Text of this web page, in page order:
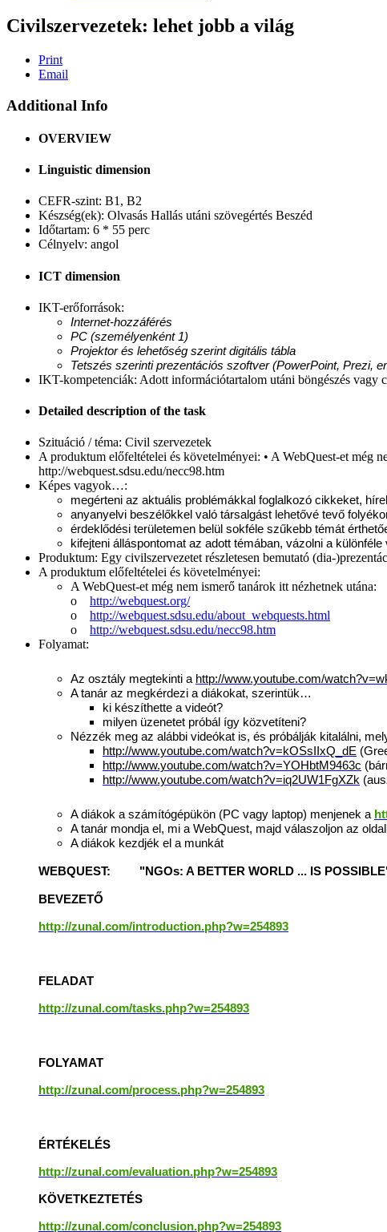
Civilszervezetek: lehet jobb a világ
Print
Email
Additional Info
OVERVIEW
Linguistic dimension
CEFR-szint: B1, B2
Készség(ek): Olvasás Hallás utáni szövegértés Beszéd
Időtartam: 6 * 55 perc
Célnyelv: angol
ICT dimension
IKT-erőforrások:
Internet-hozzáférés
PC (személyenként 1)
Projektor és lehetőség szerint digitális tábla
Tetszés szerinti prezentációs szoftver (PowerPoint, Prezi,
IKT-kompetenciák: Adott információtartalom utáni böngészés vagy
Detailed description of the task
Szituáció / téma: Civil szervezetek
A produktum előfeltételei és követelményei: • A WebQuest-et még
http://webquest.sdsu.edu/necc98.htm
Képes vagyok…:
megérteni az aktuális problémákkal foglalkozó cikkeket,
anyanyelvi beszélőkkel való társalgást lehetővé tevő
érdeklődési területemen belül sokféle szűkebb témát
kifejteni álláspontomat az adott témában, vázolni a
Produktum: Egy civilszervezetet részletesen bemutató (dia-
A produktum előfeltételei és követelményei:
A WebQuest-et még nem ismerő tanárok itt nézhetnek utána:
o http://webquest.org/
o http://webquest.sdsu.edu/about_webquests.html
o http://webquest.sdsu.edu/necc98.htm
Folyamat:
Az osztály megtekinti a http://www.youtube.com/
A tanár az megkérdezi a diákokat, szerintük…
ki készíthette a videót?
milyen üzenetet próbál így közvetíteni?
Nézzék meg az alábbi videókat is, és próbálják kitalálni,
http://www.youtube.com/watch?v=kOSsIIxQ_dE
http://www.youtube.com/watch?v=YOHbtM9463c
http://www.youtube.com/watch?v=iq2UW1FgXZk
A diákok a számítógépükön (PC vagy laptop) menjenek a
A tanár mondja el, mi a WebQuest, majd válaszoljon az
A diákok kezdjék el a munkát
WEBQUEST: "NGOs: A BETTER WORLD ... IS
BEVEZETŐ
http://zunal.com/introduction.php?w=254893
FELADAT
http://zunal.com/tasks.php?w=254893
FOLYAMAT
http://zunal.com/process.php?w=254893
ÉRTÉKELÉS
http://zunal.com/evaluation.php?w=254893
KÖVETKEZTETÉS
http://zunal.com/conclusion.php?w=254893